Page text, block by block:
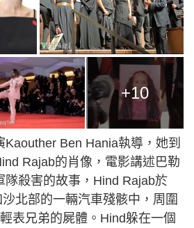
+10
Ben Hania執導，她到
Rajab的肖像，電影講述巴勒
隊殺害的故事，Hind Rajab於
北部的一輛汽車殘骸中，周圍
表兄弟的屍體。Hind躲在一個